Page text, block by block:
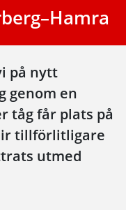
på nytt
genom en
tåg får plats på
tillförlitligare
utmed